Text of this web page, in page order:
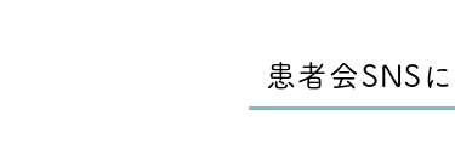
患者会SNS